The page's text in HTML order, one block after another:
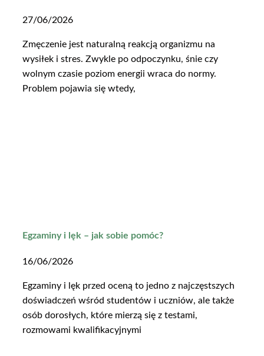
27/06/2026
Zmęczenie jest naturalną reakcją organizmu na
wysiłek i stres. Zwykle po odpoczynku, śnie czy
wolnym czasie poziom energii wraca do normy.
Problem pojawia się wtedy,
Egzaminy i lęk – jak sobie pomóc?
16/06/2026
Egzaminy i lęk przed oceną to jedno z najczęstszych
doświadczeń wśród studentów i uczniów, ale także
osób dorosłych, które mierzą się z testami,
rozmowami kwalifikacyjnymi